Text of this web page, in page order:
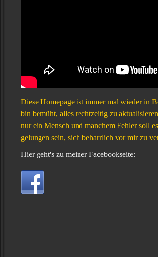
Diese Homepage ist immer mal wieder in
bin bemüht, alles rechtzeitig zu
nur ein Mensch und manchem Fehler soll
gelungen sein, sich beharrlich vor mir zu
Hier geht's zu meiner Facebookseite: